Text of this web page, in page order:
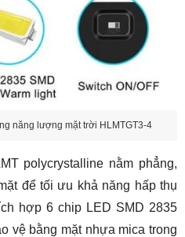
năng lượng mặt trời HLMTGT3-4
polycrystalline nằm phẳng,
để tối ưu khả năng hấp thụ
hợp 6 chip LED SMD 2835
vệ bằng mặt nhựa mica trong